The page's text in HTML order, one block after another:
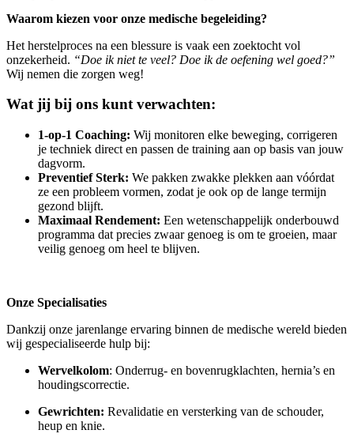
Waarom kiezen voor onze medische begeleiding?
Het herstelproces na een blessure is vaak een zoektocht vol
onzekerheid. “Doe ik niet te veel? Doe ik de oefening wel goed?”
Wij nemen die zorgen weg!
Wat jij bij ons kunt verwachten:
1-op-1 Coaching: Wij monitoren elke beweging, corrigeren
je techniek direct en passen de training aan op basis van jouw
dagvorm.
Preventief Sterk: We pakken zwakke plekken aan vóórdat
ze een probleem vormen, zodat je ook op de lange termijn
gezond blijft.
Maximaal Rendement: Een wetenschappelijk onderbouwd
programma dat precies zwaar genoeg is om te groeien, maar
veilig genoeg om heel te blijven.
Onze Specialisaties
Dankzij onze jarenlange ervaring binnen de medische wereld bieden
wij gespecialiseerde hulp bij:
Wervelkolom: Onderrug- en bovenrugklachten, hernia’s en
houdingscorrectie.
Gewrichten: Revalidatie en versterking van de schouder,
heup en knie.